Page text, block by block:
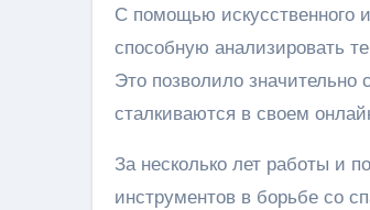
С помощью искусственного
способную анализировать
Это позволило значительно
сталкиваются в своем
За несколько лет работы и
инструментов в борьбе со